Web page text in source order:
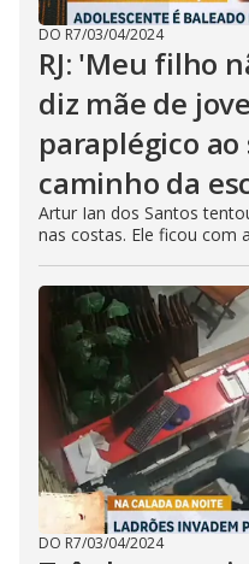
DO R7/03/04/2024
RJ: 'Meu filho
diz mãe de
paraplégico
caminho da
Artur Ian dos Santos
nas costas. Ele ficou com
DO R7/03/04/2024